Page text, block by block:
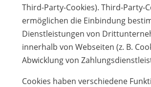
Third-Party-Cookies). Third-Party-
ermöglichen die Einbindung
Dienstleistungen von
innerhalb von Webseiten (z. B.
Abwicklung von
Cookies haben verschiedene